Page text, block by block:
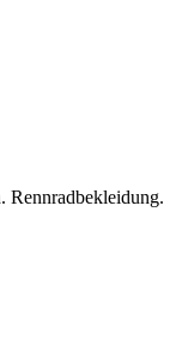
Rennradbekleidung.